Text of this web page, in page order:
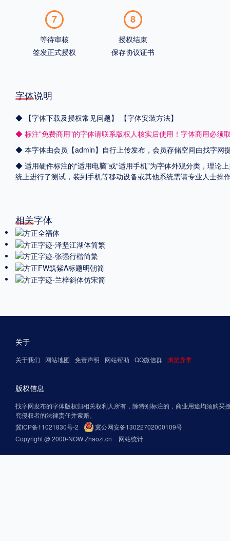
7
等待审核
签发正式授权
8
授权结束
保存协议证书
字体说明
◆ 【字体下载及授权常见问题】
【字体安装方法】
◆ 标注"免费商用"的字体请联系版权人核实后使用！字体商用必须
◆ 本字体由会员【admin】自行上传发布，会员存储空间由找字网
◆ 适用硬件标注的“适用电脑”或“适用手机”为字体外观分类，理论
统上进行了测试，装到手机等移动设备或其他系统需请专业人士
相关字体
关于
关于我们 网站地图 免责声明 网站帮助 QQ微信群 浏览异常
版权信息
找字网发布的字体版权归相关权利人所有，除特别标注的，商业用途均须购买
究侵权者的法律责任并索赔。
冀ICP备11021830号-2
冀公网安备13022702000109号
Copyright @ 2000-NOW Zhaozi.cn
网站统计